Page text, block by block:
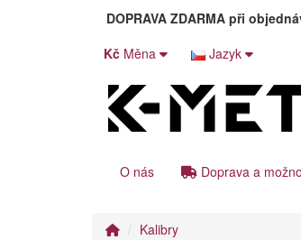
DOPRAVA ZDARMApři
Kč Měna Jazyk
O nás
Doprava a
Kalibry